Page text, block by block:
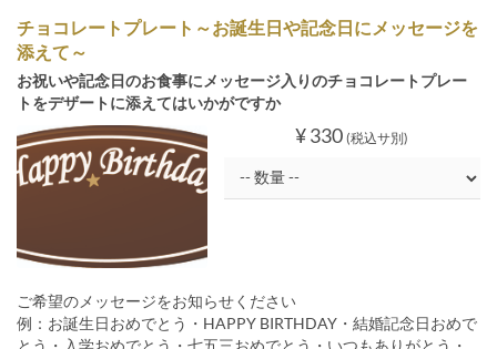
チョコレートプレート～お誕生日や記念日にメッセージを
添えて～
お祝いや記念日のお食事にメッセージ入りのチョコレートプレー
トをデザートに添えてはいかがですか
¥ 330 (税込サ別)
ご希望のメッセージをお知らせください
例：お誕生日おめでとう・HAPPY BIRTHDAY・結婚記念日おめで
とう・入学おめでとう・七五三おめでとう・いつもありがとう・